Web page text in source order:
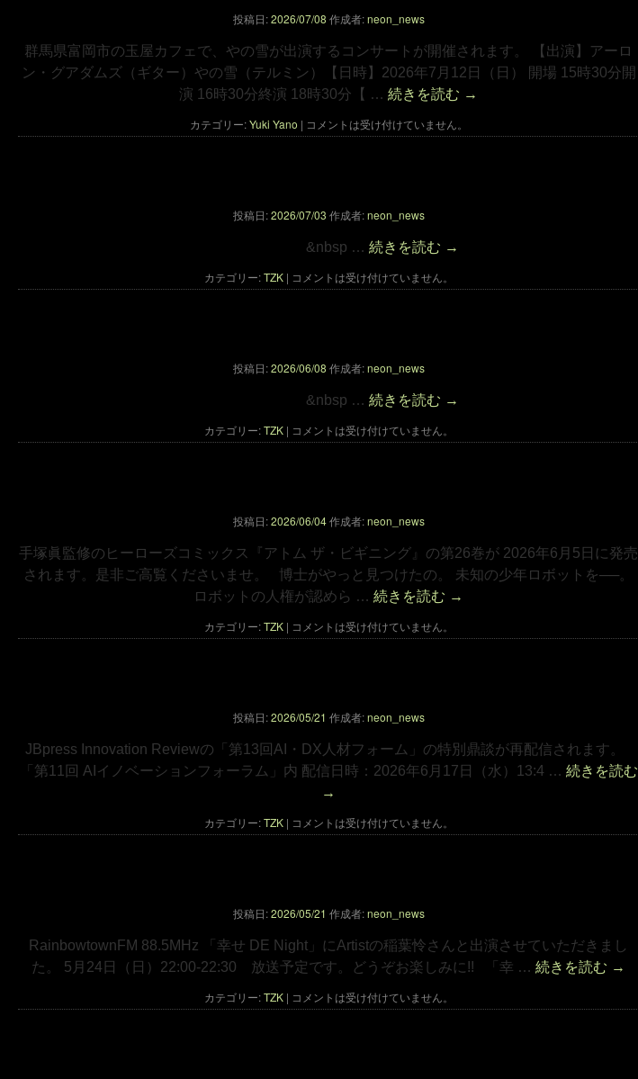
投稿日: 2026/07/08 作成者: neon_news
群馬県富岡市の玉屋カフェで、やの雪が出演するコンサートが開催されます。 【出演】アーロ
ン・グアダムズ（ギター）やの雪（テルミン）【日時】2026年7月12日（日） 開場 15時30分開
演 16時30分終演 18時30分【 … 続きを読む →
カテゴリー: Yuki Yano | コメントは受け付けていません。
投稿日: 2026/07/03 作成者: neon_news
&nbsp … 続きを読む →
カテゴリー: TZK | コメントは受け付けていません。
投稿日: 2026/06/08 作成者: neon_news
&nbsp … 続きを読む →
カテゴリー: TZK | コメントは受け付けていません。
投稿日: 2026/06/04 作成者: neon_news
手塚眞監修のヒーローズコミックス『アトム ザ・ビギニング』の第26巻が 2026年6月5日に発売
されます。是非ご高覧くださいませ。 博士がやっと見つけたの。 未知の少年ロボットを──。
ロボットの人権が認めら … 続きを読む →
カテゴリー: TZK | コメントは受け付けていません。
投稿日: 2026/05/21 作成者: neon_news
JBpress Innovation Reviewの「第13回AI・DX人材フォーム」の特別鼎談が再配信されます。
「第11回 AIイノベーションフォーラム」内 配信日時：2026年6月17日（水）13:4 … 続きを読む
→
カテゴリー: TZK | コメントは受け付けていません。
投稿日: 2026/05/21 作成者: neon_news
RainbowtownFM 88.5MHz 「幸せ DE Night」にArtistの稲葉怜さんと出演させていただきまし
た。 5月24日（日）22:00-22:30 放送予定です。どうぞお楽しみに!! 「幸 … 続きを読む →
カテゴリー: TZK | コメントは受け付けていません。